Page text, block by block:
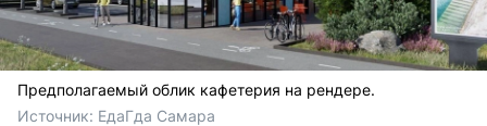
Предполагаемый облик кафетерия на рендере.
Источник: ЕдаГда Самара